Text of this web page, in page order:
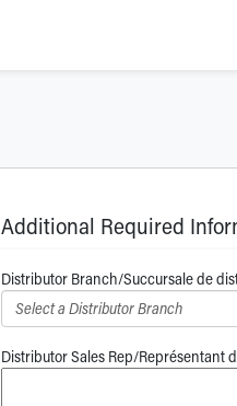
Additional Required
Distributor Branch/Succursale de
Distributor Sales Rep/Représentant